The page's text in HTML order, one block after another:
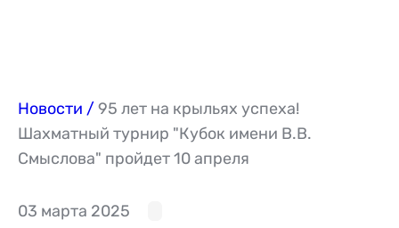
Новости
95 лет на крыльях успеха!
Шахматный турнир "Кубок имени В.В.
Смыслова" пройдет 10 апреля
03 марта 2025